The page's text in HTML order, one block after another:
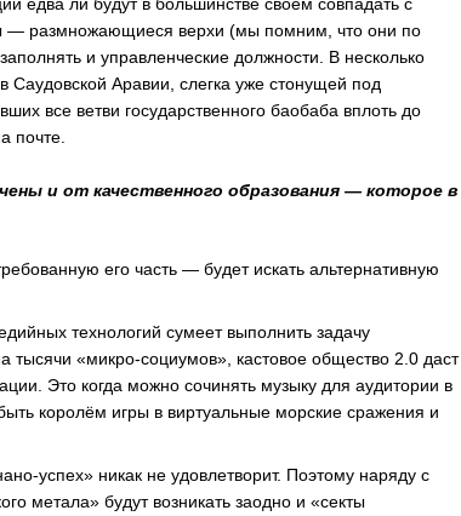
едва ли будут в большинстве своём совпадать с
— размножающиеся верхи (мы помним, что они по
и управленческие должности. В несколько
Аравии, слегка уже стонущей под
все ветви государственного баобаба вплоть до
почте.
и от качественного образования — которое в
его часть — будет искать альтернативную
технологий сумеет выполнить задачу
тысячи «микро-социумов», кастовое общество 2.0 даст
Это когда можно сочинять музыку для аудитории в
королём игры в виртуальные морские сражения и
успех» никак не удовлетворит. Поэтому наряду с
метала» будут возникать заодно и «секты